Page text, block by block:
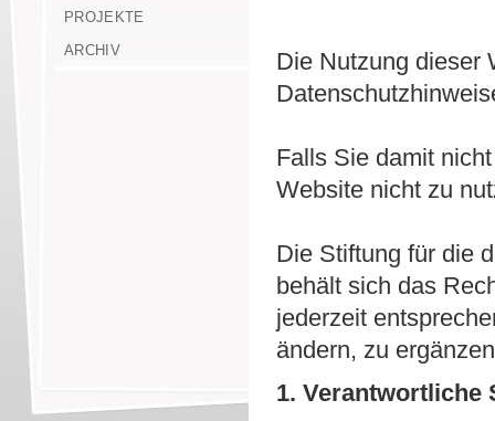
PROJEKTE
ARCHIV
Die Nutzung dieser
Falls Sie damit
Website nicht zu
Die Stiftung für die
behält sich das
jederzeit
ändern, zu
1. Verantwortliche